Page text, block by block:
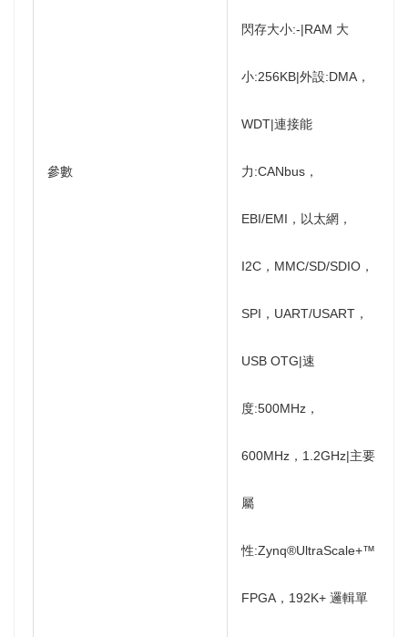
參數
閃存大小:-|RAM 大
小:256KB|外設:DMA，
WDT|連接能
力:CANbus，
EBI/EMI，以太網，
I2C，MMC/SD/SDIO，
SPI，UART/USART，
USB OTG|速
度:500MHz，
600MHz，1.2GHz|主要
屬
性:Zynq®UltraScale+™
FPGA，192K+ 邏輯單